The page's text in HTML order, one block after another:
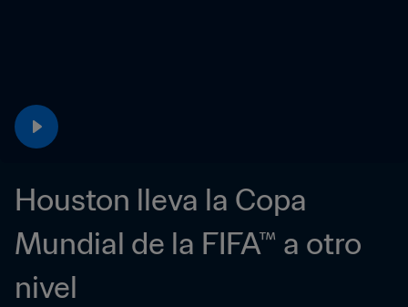
Houston lleva la Copa
Mundial de la FIFA™ a otro
nivel